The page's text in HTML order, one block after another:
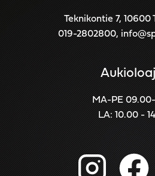
Teknikontie 7, 10600
019-2802800,
MA-PE 09.00-
LA: 10.00 -